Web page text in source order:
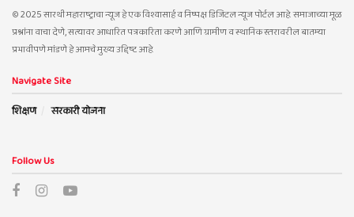
© 2025 सारथी महाराष्ट्राचा न्यूज हे एक विश्वासार्ह व निष्पक्ष डिजिटल न्यूज पोर्टल आहे. समाजाच्या मूळ
प्रश्नांना वाचा देणे, सत्यावर आधारित पत्रकारिता करणे आणि ग्रामीण व स्थानिक स्तरावरील बातम्या
प्रभावीपणे मांडणे हे आमचे मुख्य उद्दिष्ट आहे.
Navigate Site
शिक्षण
सरकारी योजना
Follow Us